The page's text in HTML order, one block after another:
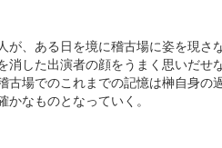
、ある日を境に稽古場に姿を現さ
した出演者の顔をうまく思いだせ
場でのこれまでの記憶は榊自身の
なものとなっていく。